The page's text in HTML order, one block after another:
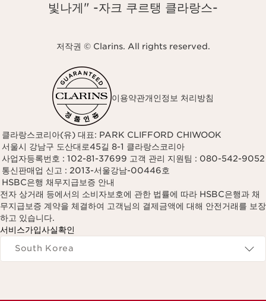
빛나게" -자크 쿠르탱 클라랑스-
저작권 © Clarins. All rights reserved.
이용약관개인정보 처리방침
클라랑스코리아(유) 대표: PARK CLIFFORD CHIWOOK
서울시 강남구 도산대로45길 8-1 클라랑스코리아
사업자등록번호 : 102-81-37699 고객 관리 지원팀 : 080-542-9052
통신판매업 신고 : 2013-서울강남-00446호
HSBC은행 채무지급보증 안내
전자 상거래 등에서의 소비자보호에 관한 법률에 따라 HSBC은행과 채
무지급보증 계약을 체결하여 고객님의 결제금액에 대해 안전거래를 보장
하고 있습니다.
서비스가입사실확인
Navigates to
South Korea